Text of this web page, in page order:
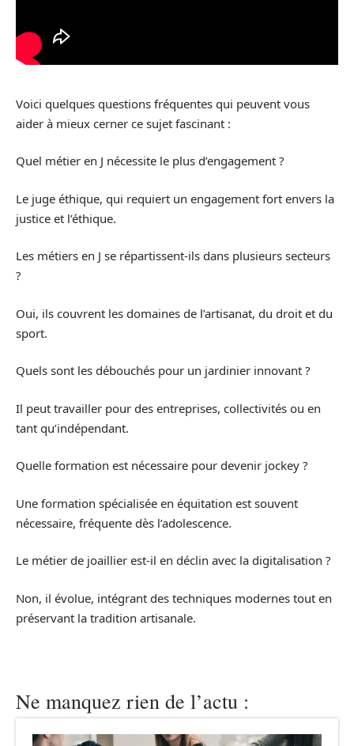
Voici quelques questions fréquentes qui peuvent vous
aider à mieux cerner ce sujet fascinant :
Quel métier en J nécessite le plus d’engagement ?
Le juge éthique, qui requiert un engagement fort envers la
justice et l’éthique.
Les métiers en J se répartissent-ils dans plusieurs secteurs
?
Oui, ils couvrent les domaines de l’artisanat, du droit et du
sport.
Quels sont les débouchés pour un jardinier innovant ?
Il peut travailler pour des entreprises, collectivités ou en
tant qu’indépendant.
Quelle formation est nécessaire pour devenir jockey ?
Une formation spécialisée en équitation est souvent
nécessaire, fréquente dès l’adolescence.
Le métier de joaillier est-il en déclin avec la digitalisation ?
Non, il évolue, intégrant des techniques modernes tout en
préservant la tradition artisanale.
Ne manquez rien de l’actu :